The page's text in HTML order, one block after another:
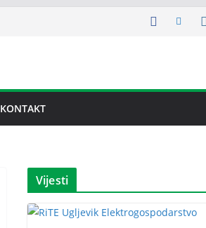
KONTAKT
Vijesti